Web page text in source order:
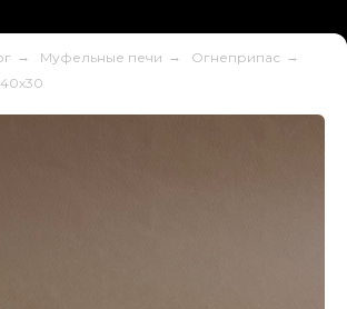
→ Муфельные печи → Огнеприпас →